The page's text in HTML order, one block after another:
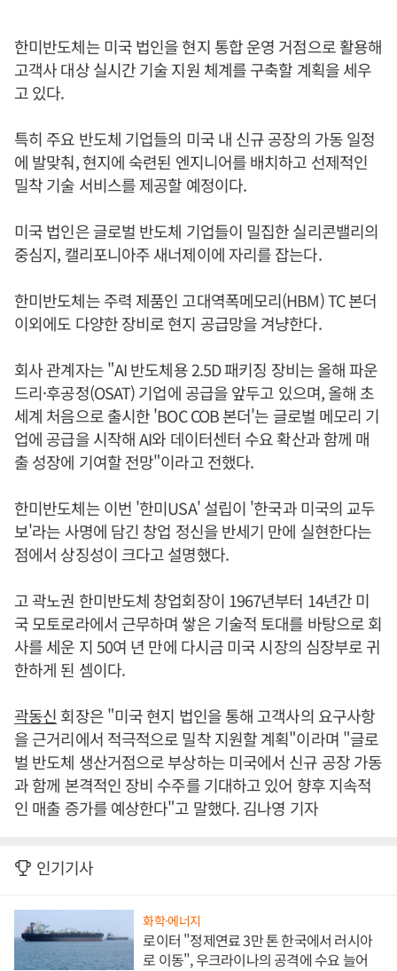
한미반도체는 미국 법인을 현지 통합 운영 거점으로 활용해
고객사 대상 실시간 기술 지원 체계를 구축할 계획을 세우
고 있다.
특히 주요 반도체 기업들의 미국 내 신규 공장의 가동 일정
에 발맞춰, 현지에 숙련된 엔지니어를 배치하고 선제적인
밀착 기술 서비스를 제공할 예정이다.
미국 법인은 글로벌 반도체 기업들이 밀집한 실리콘밸리의
중심지, 캘리포니아주 새너제이에 자리를 잡는다.
한미반도체는 주력 제품인 고대역폭메모리(HBM) TC 본더
이외에도 다양한 장비로 현지 공급망을 겨냥한다.
회사 관계자는 "AI 반도체용 2.5D 패키징 장비는 올해 파운
드리·후공정(OSAT) 기업에 공급을 앞두고 있으며, 올해 초
세계 처음으로 출시한 'BOC COB 본더'는 글로벌 메모리 기
업에 공급을 시작해 AI와 데이터센터 수요 확산과 함께 매
출 성장에 기여할 전망"이라고 전했다.
한미반도체는 이번 '한미USA' 설립이 '한국과 미국의 교두
보'라는 사명에 담긴 창업 정신을 반세기 만에 실현한다는
점에서 상징성이 크다고 설명했다.
고 곽노권 한미반도체 창업회장이 1967년부터 14년간 미
국 모토로라에서 근무하며 쌓은 기술적 토대를 바탕으로 회
사를 세운 지 50여 년 만에 다시금 미국 시장의 심장부로 귀
한하게 된 셈이다.
곽동신 회장은 "미국 현지 법인을 통해 고객사의 요구사항
을 근거리에서 적극적으로 밀착 지원할 계획"이라며 "글로
벌 반도체 생산거점으로 부상하는 미국에서 신규 공장 가동
과 함께 본격적인 장비 수주를 기대하고 있어 향후 지속적
인 매출 증가를 예상한다"고 말했다. 김나영 기자
인기기사
화학·에너지
로이터 "정제연료 3만 톤 한국에서 러시아
로 이동", 우크라이나의 공격에 수요 늘어